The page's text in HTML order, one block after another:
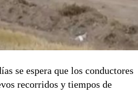
se espera que los conductores
recorridos y tiempos de